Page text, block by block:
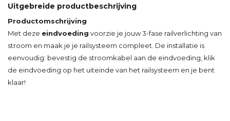
Uitgebreide productbeschrijving
Productomschrijving
Met deze eindvoeding voorzie je jouw 3-fase railverlichting van
stroom en maak je je railsysteem compleet. De installatie is
eenvoudig: bevestig de stroomkabel aan de eindvoeding, klik
de eindvoeding op het uiteinde van het railsysteem en je bent
klaar!